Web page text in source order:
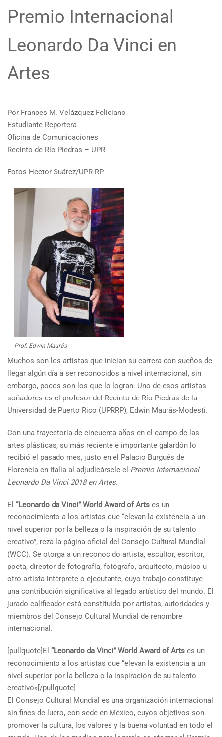
Premio Internacional
Leonardo Da Vinci en
Artes
Por Frances M. Velázquez Feliciano
Estudiante Reportera
Oficina de Comunicaciones
Recinto de Río Piedras – UPR
Fotos Hector Suárez/UPR-RP
Prof. Edwin Maurás
Muchos son los artistas que inician su carrera con sueños de
llegar algún día a ser reconocidos a nivel internacional, sin
embargo, pocos son los que lo logran. Uno de esos artistas
soñadores es el profesor del Recinto de Río Piedras de la
Universidad de Puerto Rico (UPRRP), Edwin Maurás-Modesti.
Con una trayectoria de cincuenta años en el campo de las
artes plásticas, su más reciente e importante galardón lo
recibió el pasado mes, justo en el Palacio Burgués de
Florencia en Italia al adjudicársele el Premio Internacional
Leonardo Da Vinci 2018 en Artes.
El “Leonardo da Vinci” World Award of Arts es un
reconocimiento a los artistas que “elevan la existencia a un
nivel superior por la belleza o la inspiración de su talento
creativo”, reza la página oficial del Consejo Cultural Mundial
(WCC). Se otorga a un reconocido artista, escultor, escritor,
poeta, director de fotografía, fotógrafo, arquitecto, músico u
otro artista intérprete o ejecutante, cuyo trabajo constituye
una contribución significativa al legado artístico del mundo. El
jurado calificador está constituido por artistas, autoridades y
miembros del Consejo Cultural Mundial de renombre
internacional.
[pullquote]El “Leonardo da Vinci” World Award of Arts es un
reconocimiento a los artistas que “elevan la existencia a un
nivel superior por la belleza o la inspiración de su talento
creativo»[/pullquote]
El Consejo Cultural Mundial es una organización internacional
sin fines de lucro, con sede en México, cuyos objetivos son
promover la cultura, los valores y la buena voluntad en todo el